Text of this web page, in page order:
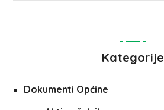
Kategorije
Dokumenti Općine